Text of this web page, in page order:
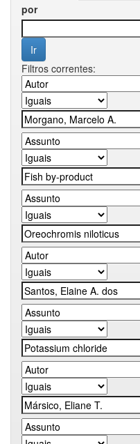
por
Filtros correntes: